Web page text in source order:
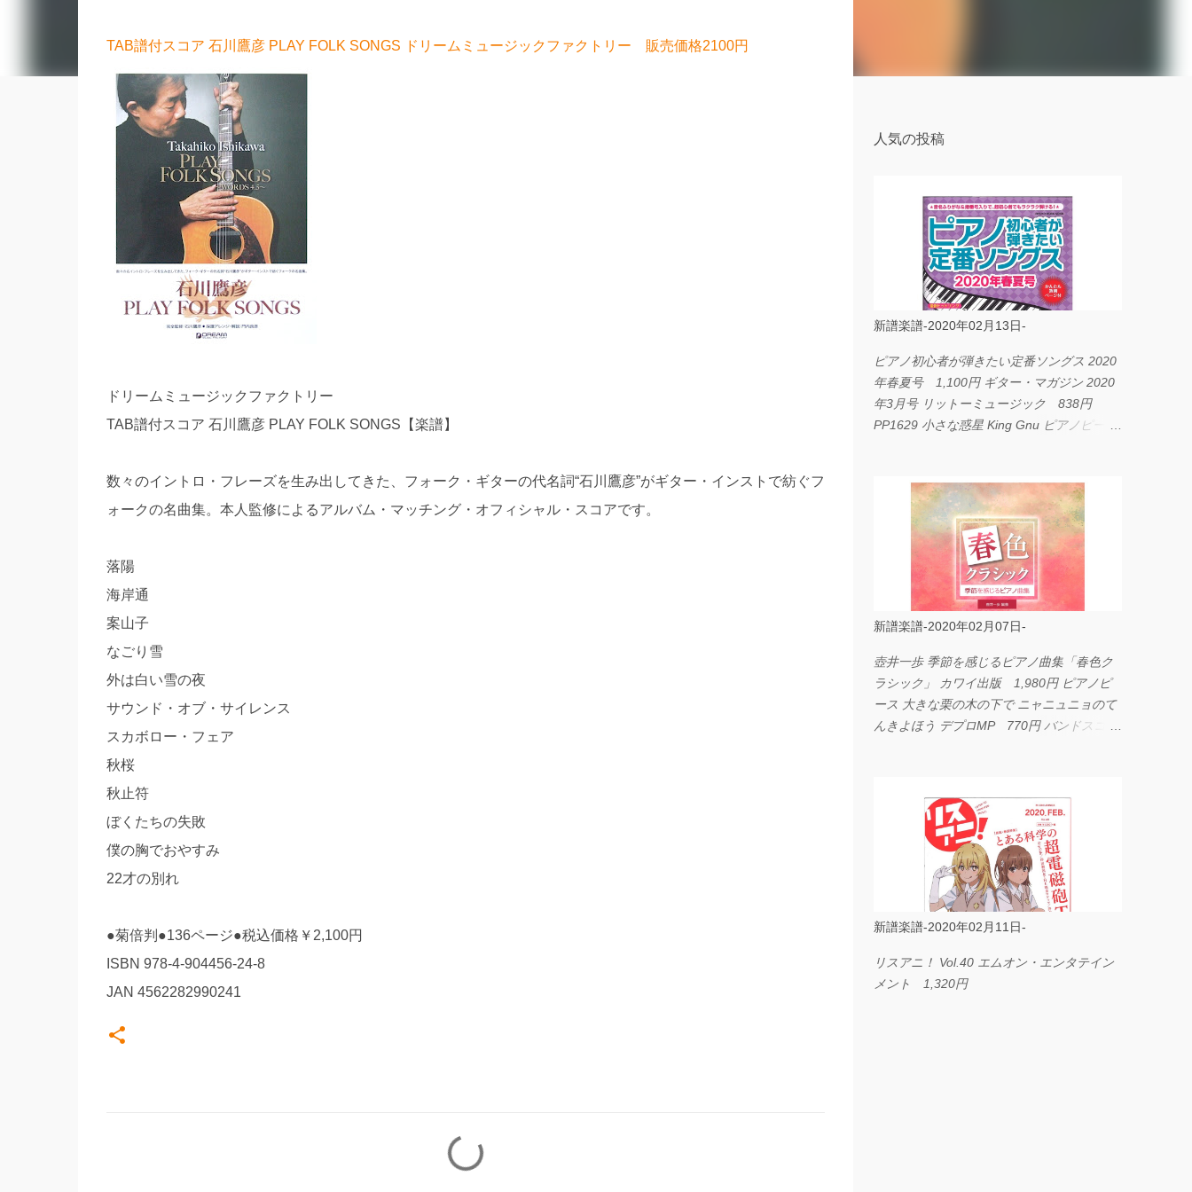
TAB譜付スコア 石川鷹彦 PLAY FOLK SONGS ドリームミュージックファクトリー 販売価格2100円
ドリームミュージックファクトリー
TAB譜付スコア 石川鷹彦 PLAY FOLK SONGS【楽譜】
数々のイントロ・フレーズを生み出してきた、フォーク・ギターの代名詞“石川鷹彦”がギター・インストで紡ぐフ
ォークの名曲集。本人監修によるアルバム・マッチング・オフィシャル・スコアです。
落陽
海岸通
案山子
なごり雪
外は白い雪の夜
サウンド・オブ・サイレンス
スカボロー・フェア
秋桜
秋止符
ぼくたちの失敗
僕の胸でおやすみ
22才の別れ
●菊倍判●136ページ●税込価格￥2,100円
ISBN 978-4-904456-24-8
JAN 4562282990241
人気の投稿
新譜楽譜-2020年02月13日-
ピアノ初心者が弾きたい定番ソングス 2020
年春夏号 1,100円 ギター・マガジン 2020
年3月号 リットーミュージック 838円
PP1629 小さな惑星 King Gnu ピアノピース
LOVE... Official髭男dism バンドピース フェ
アリー 825円
新譜楽譜-2020年02月07日-
壺井一歩 季節を感じるピアノ曲集「春色ク
ラシック」 カワイ出版 1,980円 ピアノピ
ース 大きな栗の木の下で ニャニュニョのて
んきよほう デプロMP 770円 バンドスコア
ス I LOVE．．． Official髭男dism やさしく
弾ける ピアノピース フェアリー 660円
BP2225 Kingdom of the Heavens 春畑道哉
バンドピース フェアリー 825円
新譜楽譜-2020年02月11日-
リスアニ！ Vol.40 エムオン・エンタテイン
メント 1,320円